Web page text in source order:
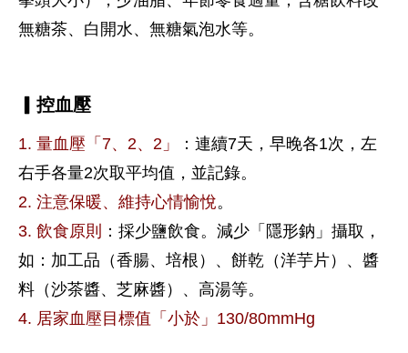
無糖茶、白開水、無糖氣泡水等。
▎控血壓
1. 量血壓「7、2、2」
：連續7天，早晚各1次，左
右手各量2次取平均值，並記錄。
2. 注意保暖、維持心情愉悅。
3. 飲食原則
：採少鹽飲食。減少「隱形鈉」攝取，
如：加工品（香腸、培根）、餅乾（洋芋片）、醬
料（沙茶醬、芝麻醬）、高湯等。
4. 居家血壓目標值「小於」130/80mmHg